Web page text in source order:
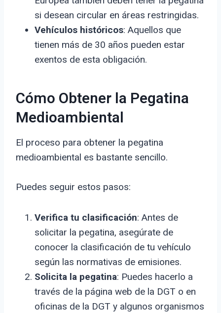
si desean circular en áreas restringidas.
Vehículos históricos: Aquellos que
tienen más de 30 años pueden estar
exentos de esta obligación.
Cómo Obtener la Pegatina
Medioambiental
El proceso para obtener la pegatina
medioambiental es bastante sencillo.
Puedes seguir estos pasos:
Verifica tu clasificación: Antes de
solicitar la pegatina, asegúrate de
conocer la clasificación de tu vehículo
según las normativas de emisiones.
Solicita la pegatina: Puedes hacerlo a
través de la página web de la DGT o en
oficinas de la DGT y algunos organismos